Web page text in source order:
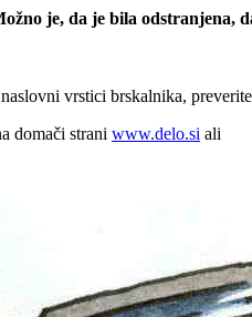
je, da je bila odstranjena,
vrstici brskalnika,
domači strani www.delo.si ali